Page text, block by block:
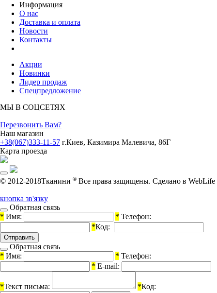
Информация
О нас
Доставка и оплата
Новости
Контакты
Акции
Новинки
Лидер продаж
Спецпредложение
МЫ В СОЦСЕТЯХ
Перезвонить Вам?
Наш магазин
+38(067)333-11-57 г.Киев, Казимира Малевича, 86Г
Карта проезда
© 2012-2018Тканини ® Все права защищены. Cделано в WebLife
кнопка зв'язку
Обратная связь
* Имя: * Телефон:
*Код:
Обратная связь
* Имя: * Телефон:
* E-mail:
*Текст письма: *Код: